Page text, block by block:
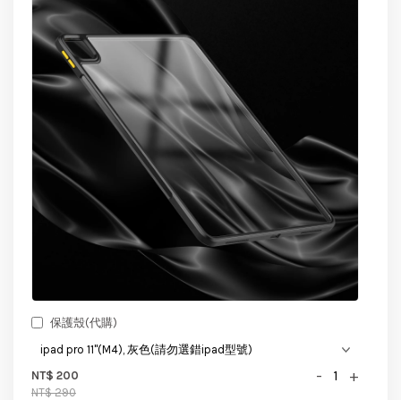
保護殼(代購)
NT$ 200
NT$ 290
- +